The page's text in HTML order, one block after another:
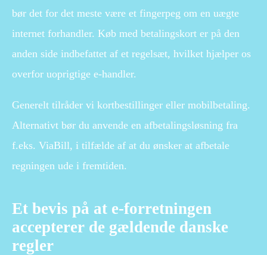
bør det for det meste være et fingerpeg om en uægte
internet forhandler. Køb med betalingskort er på den
anden side indbefattet af et regelsæt, hvilket hjælper os
overfor uoprigtige e-handler.
Generelt tilråder vi kortbestillinger eller mobilbetaling.
Alternativt bør du anvende en afbetalingsløsning fra
f.eks. ViaBill, i tilfælde af at du ønsker at afbetale
regningen ude i fremtiden.
Et bevis på at e-forretningen
accepterer de gældende danske
regler